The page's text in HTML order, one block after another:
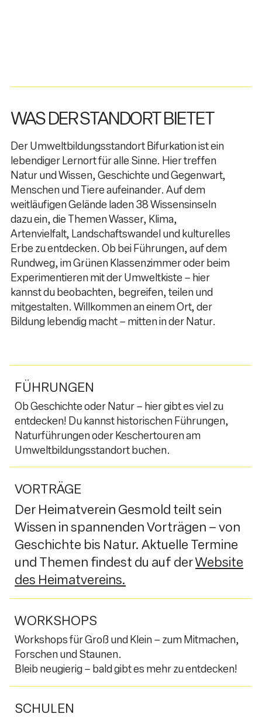
WAS DER STANDORT BIETET
Der Umweltbildungsstandort Bifurkation ist ein
lebendiger Lernort für alle Sinne. Hier treffen
Natur und Wissen, Geschichte und Gegenwart,
Menschen und Tiere aufeinander. Auf dem
weitläufigen Gelände laden 38 Wissensinseln
dazu ein, die Themen Wasser, Klima,
Artenvielfalt, Landschaftswandel und kulturelles
Erbe zu entdecken. Ob bei Führungen, auf dem
Rundweg, im Grünen Klassenzimmer oder beim
Experimentieren mit der Umweltkiste – hier
kannst du beobachten, begreifen, teilen und
mitgestalten. Willkommen an einem Ort, der
Bildung lebendig macht – mitten in der Natur.
FÜHRUNGEN
Ob Geschichte oder Natur – hier gibt es viel zu
entdecken! Du kannst historischen Führungen,
Naturführungen oder Keschertouren am
Umweltbildungsstandort buchen.
VORTRÄGE
Der Heimatverein Gesmold teilt sein
Wissen in spannenden Vorträgen – von
Geschichte bis Natur. Aktuelle Termine
und Themen findest du auf derWebsite
des Heimatvereins.
WORKSHOPS
Workshops für Groß und Klein – zum Mitmachen,
Forschen und Staunen.
Bleib neugierig – bald gibt es mehr zu entdecken!
SCHULEN